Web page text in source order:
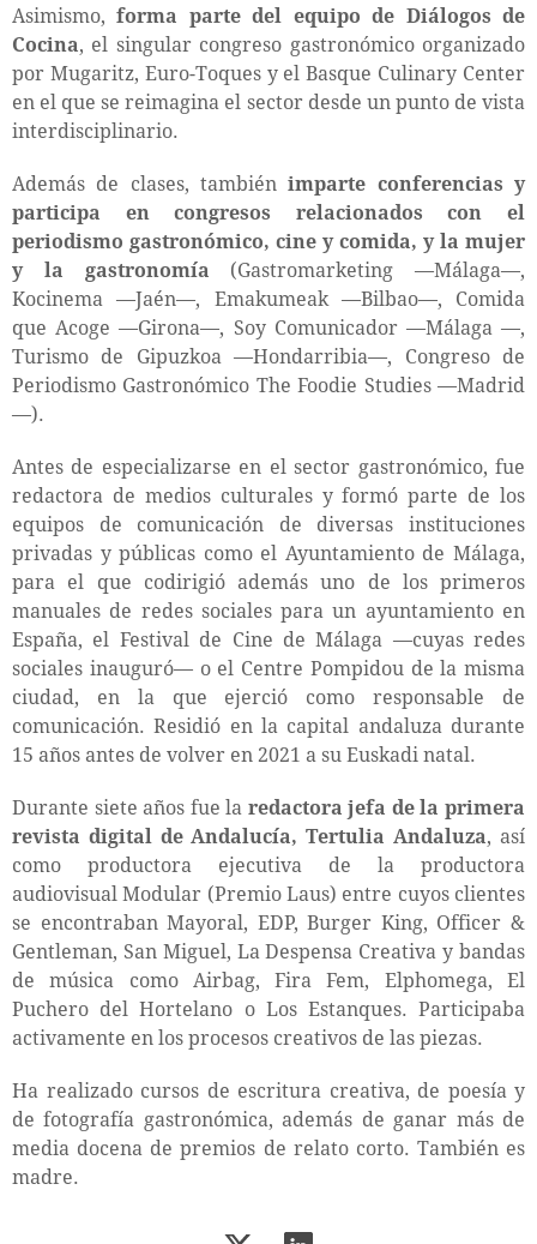
Asimismo,forma parte del equipo de Diálogos de
Cocina, el singular congreso gastronómico organizado
por Mugaritz, Euro-Toques y el Basque Culinary Center
en el que se reimagina el sector desde un punto de vista
interdisciplinario.
Además de clases, tambiénimparte conferencias y
participa en congresos relacionados con el
periodismo gastronómico, cine y comida, y la mujer
y la gastronomía (Gastromarketing —Málaga—,
Kocinema —Jaén—, Emakumeak —Bilbao—, Comida
que Acoge —Girona—, Soy Comunicador —Málaga —,
Turismo de Gipuzkoa —Hondarribia—, Congreso de
Periodismo Gastronómico The Foodie Studies —Madrid
—).
Antes de especializarse en el sector gastronómico, fue
redactora de medios culturales y formó parte de los
equipos de comunicación de diversas instituciones
privadas y públicas como el Ayuntamiento de Málaga,
para el que codirigió además uno de los primeros
manuales de redes sociales para un ayuntamiento en
España, el Festival de Cine de Málaga —cuyas redes
sociales inauguró— o el Centre Pompidou de la misma
ciudad, en la que ejerció como responsable de
comunicación. Residió en la capital andaluza durante
15 años antes de volver en 2021 a su Euskadi natal.
Durante siete años fue la redactora jefa de la primera
revista digital de Andalucía, Tertulia Andaluza, así
como productora ejecutiva de la productora
audiovisual Modular (Premio Laus) entre cuyos clientes
se encontraban Mayoral, EDP, Burger King, Officer &
Gentleman, San Miguel, La Despensa Creativa y bandas
de música como Airbag, Fira Fem, Elphomega, El
Puchero del Hortelano o Los Estanques. Participaba
activamente en los procesos creativos de las piezas.
Ha realizado cursos de escritura creativa, de poesía y
de fotografía gastronómica, además de ganar más de
media docena de premios de relato corto. También es
madre.